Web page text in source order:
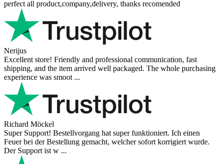
perfect all product,company,delivery, thanks recomended
Nerijus
Excellent store! Friendly and professional communication, fast
shipping, and the item arrived well packaged. The whole purchasing
experience was smoot ...
Richard Möckel
Super Support! Bestellvorgang hat super funktioniert. Ich einen
Feuer bei der Bestellung gemacht, welcher sofort korrigiert wurde.
Der Support ist w ...